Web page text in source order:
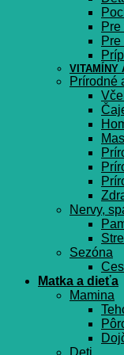
VITAMÍNY
Prírodné
Nervy,
Sezóna
Matka a dieťa
Mamina
Deti